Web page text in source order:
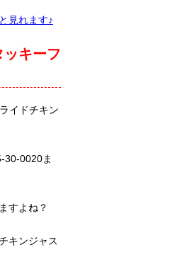
見れます♪
キーフ
イドチキン
30-0020ま
すよね？
キンジャス